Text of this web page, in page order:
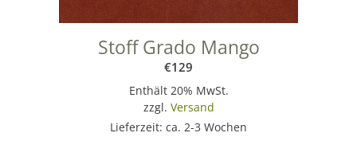
Stoff Grado Mango
€129
Enthält 20% MwSt.
zzgl. Versand
Lieferzeit: ca. 2-3 Wochen